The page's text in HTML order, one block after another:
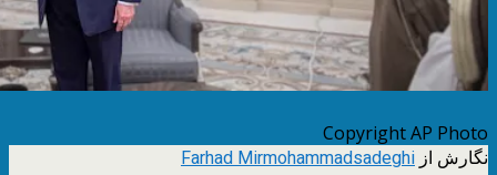
Copyright AP Photo
نگارش از Farhad Mirmohammadsadeghi